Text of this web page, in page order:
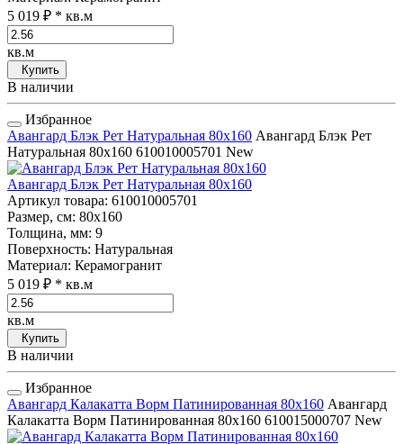
5 019 ₽ * кв.м
кв.м
Купить
В наличии
Избранное
Авангард Блэк Рет Натуральная 80x160 Авангард Блэк Рет
Натуральная 80x160 610010005701 New
Авангард Блэк Рет Натуральная 80x160
Артикул товара: 610010005701
Размер, см: 80x160
Толщина, мм: 9
Поверхность: Натуральная
Материал: Керамогранит
5 019 ₽ * кв.м
кв.м
Купить
В наличии
Избранное
Авангард Калакатта Ворм Патинированная 80x160 Авангард
Калакатта Ворм Патинированная 80x160 610015000707 New